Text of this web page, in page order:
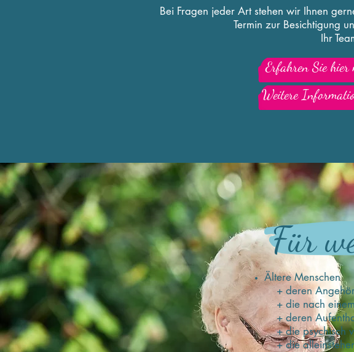
Bei Fragen jeder Art stehen wir Ihnen
Termin zur Besichtigung
Ihr
Erfahren Sie hier
Weitere
Für
Ältere Menschen
+ deren
+ die nach einem
+ deren
+ die psychisch
+ die